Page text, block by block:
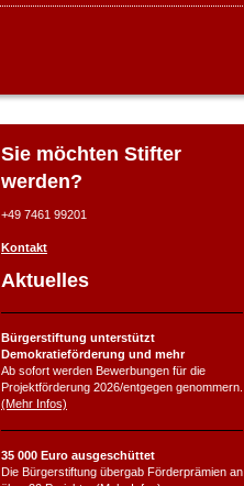
Sie möchten Stifter
werden?
+49 7461 99201
Kontakt
Aktuelles
Bürgerstiftung unterstützt
Demokratieförderung und mehr
Ab sofort werden Bewerbungen für die
Projektförderung 2026/entgegen genommern.
(Mehr Infos)
35 000 Euro ausgeschüttet
Die Bürgerstiftung übergab Förderprämien an